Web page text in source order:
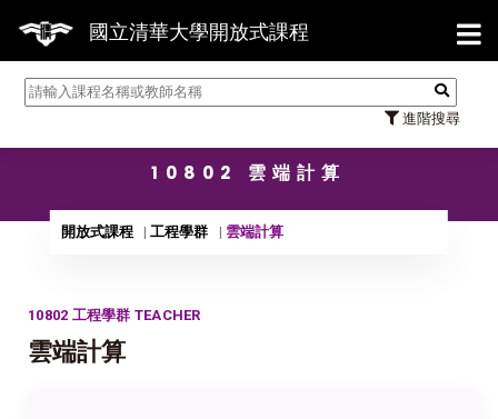
國立清華大學開放式課程
進階搜尋
【7/
10802 雲端計算
開放式課程 工程學群 雲端計算
10802 工程學群 TEACHER
雲端計算